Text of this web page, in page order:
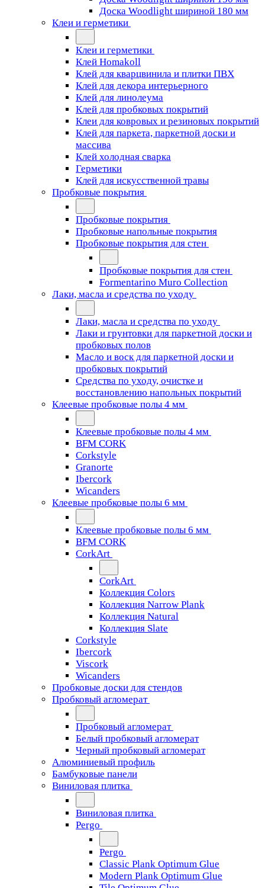
Доска Woodlight шириной 180 мм
Клеи и герметики
Клеи и герметики
Клей Homakoll
Клей для кварцвинила и плитки ПВХ
Клей для декора интерьерного
Клей для линолеума
Клей для пробковых покрытий
Клеи для ковровых и резиновых покрытий
Клей для паркета, паркетной доски и
массива
Клей холодная сварка
Герметики
Клей для искусственной травы
Пробковые покрытия
Пробковые покрытия
Пробковые напольные покрытия
Пробковые покрытия для стен
Пробковые покрытия для стен
Formentarino Muro Collection
Лаки, масла и средства по уходу
Лаки, масла и средства по уходу
Лаки и грунтовки для паркетной доски и
пробковых полов
Масло и воск для паркетной доски и
пробковых покрытий
Средства по уходу, очистке и
восстановлению напольных покрытий
Клеевые пробковые полы 4 мм
Клеевые пробковые полы 4 мм
BFM CORK
Corkstyle
Granorte
Ibercork
Wicanders
Клеевые пробковые полы 6 мм
Клеевые пробковые полы 6 мм
BFM CORK
CorkArt
CorkArt
Коллекция Colors
Коллекция Narrow Plank
Коллекция Natural
Коллекция Slate
Corkstyle
Ibercork
Viscork
Wicanders
Пробковые доски для стендов
Пробковый агломерат
Пробковый агломерат
Белый пробковый агломерат
Черный пробковый агломерат
Алюминиевый профиль
Бамбуковые панели
Виниловая плитка
Виниловая плитка
Pergo
Pergo
Classic Plank Optimum Glue
Modern Plank Optimum Glue